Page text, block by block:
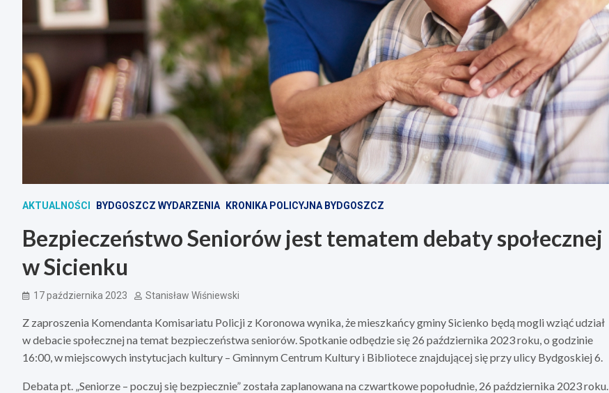
AKTUALNOŚCI BYDGOSZCZ WYDARZENIA KRONIKA POLICYJNA BYDGOSZCZ
Bezpieczeństwo Seniorów jest tematem debaty społecznej
w Sicienku
17 października 2023 Stanisław Wiśniewski
Z zaproszenia Komendanta Komisariatu Policji z Koronowa wynika, że mieszkańcy gminy Sicienko będą mogli wziąć udział
w debacie społecznej na temat bezpieczeństwa seniorów. Spotkanie odbędzie się 26 października 2023 roku, o godzinie
16:00, w miejscowych instytucjach kultury – Gminnym Centrum Kultury i Bibliotece znajdującej się przy ulicy Bydgoskiej 6.
Debata pt. „Seniorze – poczuj się bezpiecznie” została zaplanowana na czwartkowe popołudnie, 26 października 2023 roku.